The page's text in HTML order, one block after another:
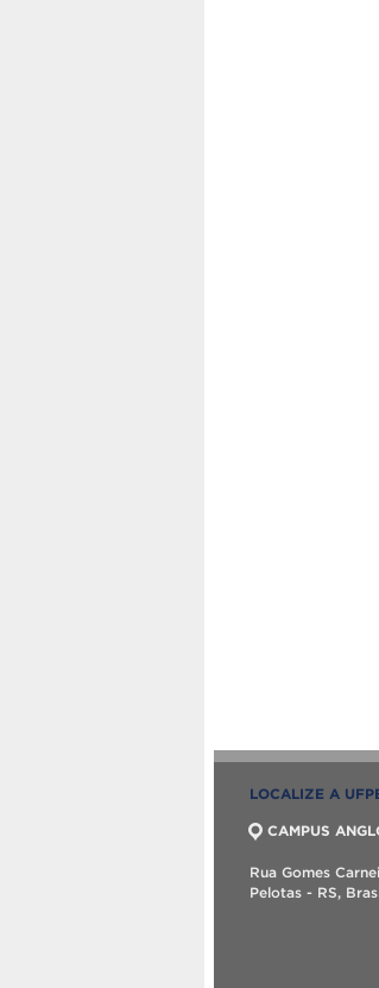
LOCALIZE A
CAMPUS
Rua Gomes
Pelotas - RS,